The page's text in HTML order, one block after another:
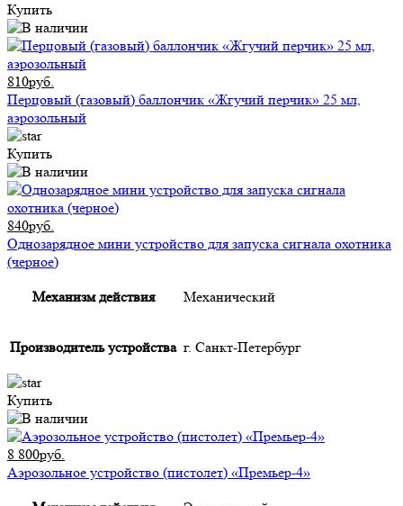
Купить
810руб.
Перцовый (газовый) баллончик «Жгучий перчик» 25 мл,
аэрозольный
Купить
840руб.
Однозарядное мини устройство для запуска сигнала охотника
(черное)
Механизм действия Механический
Производитель устройства г. Санкт-Петербург
Купить
8 800руб.
Аэрозольное устройство (пистолет) «Премьер-4»